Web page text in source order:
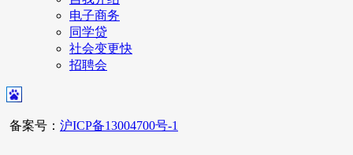
电子商务
同学贷
社会变更快
招聘会
备案号： 沪ICP备13004700号-1